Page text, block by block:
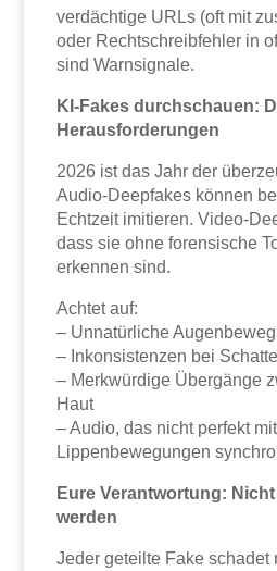
verdächtige URLs (oft mit
oder Rechtschreibfehler in
sind Warnsignale.
KI-Fakes durchschauen:
Herausforderungen
2026 ist das Jahr der
Audio-Deepfakes können
Echtzeit imitieren. Video-
dass sie ohne forensische
erkennen sind.
Achtet auf:
– Unnatürliche
– Inkonsistenzen bei
– Merkwürdige Übergänge
Haut
– Audio, das nicht perfekt
Lippenbewegungen
Eure Verantwortung:
werden
Jeder geteilte Fake schadet